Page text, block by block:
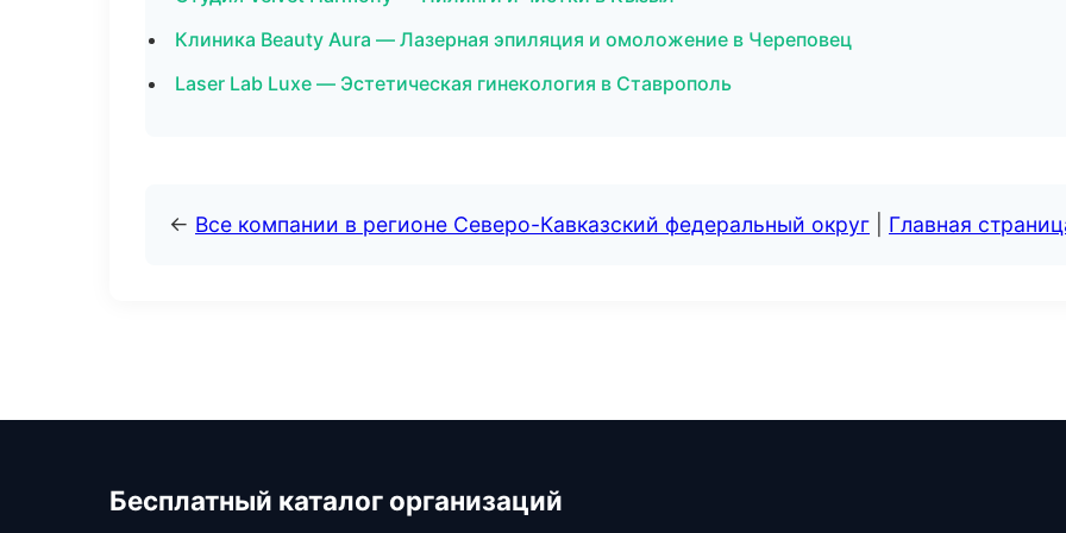
Клиника Beauty Aura — Лазерная эпиляция и омоложение в Череповец
Laser Lab Luxe — Эстетическая гинекология в Ставрополь
← Все компании в регионе Северо-Кавказский федеральный округ Главная
Бесплатный каталог организаций